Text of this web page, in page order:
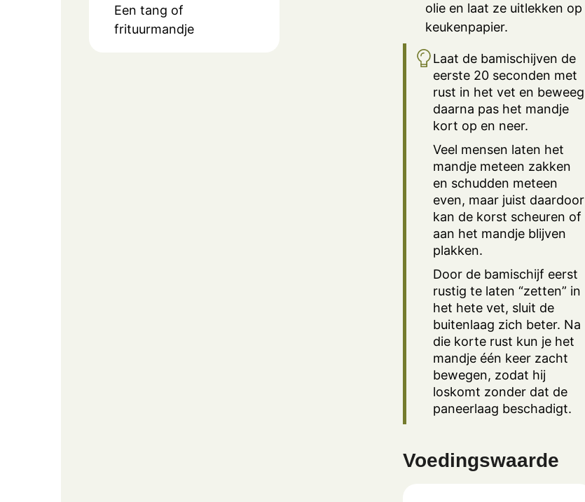
Een tang of
frituurmandje
olie en laat ze uitlekken op
keukenpapier.
Laat de bamischijven de
eerste 20 seconden met
rust in het vet en beweeg
daarna pas het mandje
kort op en neer.
Veel mensen laten het
mandje meteen zakken
en schudden meteen
even, maar juist daardoor
kan de korst scheuren of
aan het mandje blijven
plakken.
Door de bamischijf eerst
rustig te laten “zetten” in
het hete vet, sluit de
buitenlaag zich beter. Na
die korte rust kun je het
mandje één keer zacht
bewegen, zodat hij
loskomt zonder dat de
paneerlaag beschadigt.
Voedingswaarde